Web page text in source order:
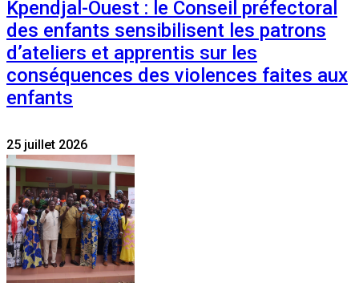
Kpendjal-Ouest : le Conseil préfectoral
des enfants sensibilisent les patrons
d’ateliers et apprentis sur les
conséquences des violences faites aux
enfants
25 juillet 2026